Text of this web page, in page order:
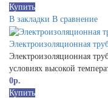
Купить
В закладки В сравнение
Электроизоляционная
Электроизоляционная
условиях высокой
0р.
Купить